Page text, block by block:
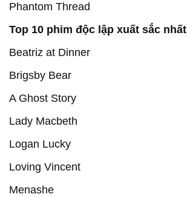
Phantom Thread
Top 10 phim độc lập xuất sắc nhất
Beatriz at Dinner
Brigsby Bear
A Ghost Story
Lady Macbeth
Logan Lucky
Loving Vincent
Menashe